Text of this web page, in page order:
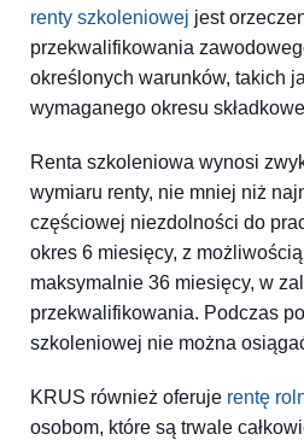
renty szkoleniowej jest
przekwalifikowania
określonych warunków, takich
wymaganego okresu
Renta szkoleniowa wynosi
wymiaru renty, nie mniej niż
częściowej niezdolności do
okres 6 miesięcy, z
maksymalnie 36 miesięcy, w
przekwalifikowania. Podczas
szkoleniowej nie można
KRUS również oferuje rentę
osobom, które są trwale